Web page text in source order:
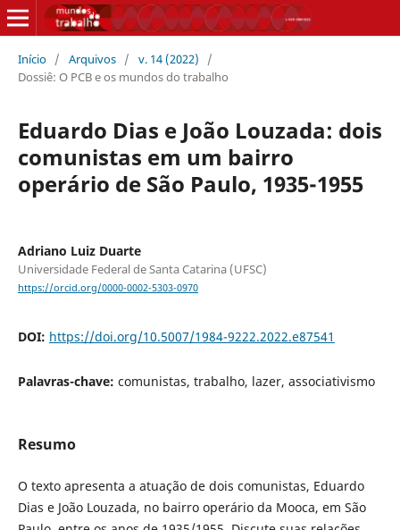
Início / Arquivos / v. 14 (2022)
/
Dossiê: O PCB e os mundos do trabalho
Eduardo Dias e João Louzada: dois
comunistas em um bairro
operário de São Paulo, 1935-1955
Adriano Luiz Duarte
Universidade Federal de Santa Catarina (UFSC)
https://orcid.org/0000-0002-5303-0970
DOI: https://doi.org/10.5007/1984-9222.2022.e87541
Palavras-chave: comunistas, trabalho, lazer, associativismo
Resumo
O texto apresenta a atuação de dois comunistas, Eduardo
Dias e João Louzada, no bairro operário da Mooca, em São